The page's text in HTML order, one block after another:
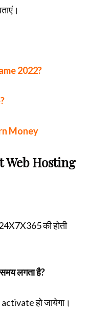
2022?
Money
Web Hosting
की होती
लगता है?
हो जायेगा।